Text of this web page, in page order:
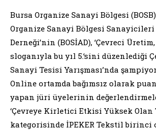
Bursa Organize Sanayi Bölgesi
Organize Sanayi Bölgesi Sanayicileri
Derneği’nin (BOSİAD), ‘Çevreci
sloganıyla bu yıl 5.‘sini düzenlediği
Sanayi Tesisi Yarışması’nda
Online ortamda bağımsız olarak
yapan jüri üyelerinin
‘Çevreye Kirletici Etkisi Yüksek Olan
kategorisinde İPEKER Tekstil birinci